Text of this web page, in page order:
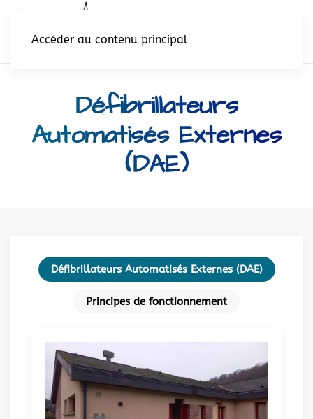
Accéder au contenu principal
Défibrillateurs
Automatisés Externes
(DAE)
Défibrillateurs Automatisés Externes (DAE)
Principes de fonctionnement